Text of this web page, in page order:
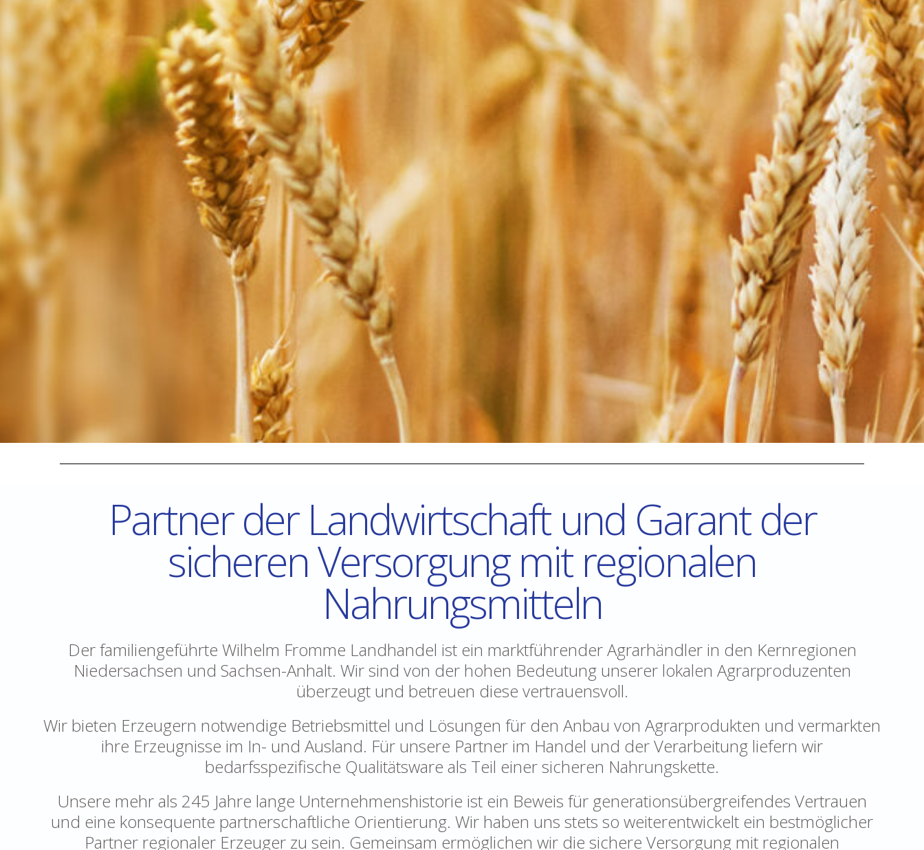
Partner der Landwirtschaft und Garant der
sicheren Versorgung mit regionalen
Nahrungsmitteln​
Der familiengeführte Wilhelm Fromme Landhandel ist ein marktführender Agrarhändler in den Kernregionen
Niedersachsen und Sachsen-Anhalt. Wir sind von der hohen Bedeutung unserer lokalen Agrarproduzenten
überzeugt und betreuen diese vertrauensvoll.
Wir bieten Erzeugern notwendige Betriebsmittel und Lösungen für den Anbau von Agrarprodukten und vermarkten
ihre Erzeugnisse im In- und Ausland. Für unsere Partner im Handel und der Verarbeitung liefern wir
bedarfsspezifische Qualitätsware als Teil einer sicheren Nahrungskette.
Unsere mehr als 245 Jahre lange Unternehmenshistorie ist ein Beweis für generationsübergreifendes Vertrauen
und eine konsequente partnerschaftliche Orientierung. Wir haben uns stets so weiterentwickelt ein bestmöglicher
Partner regionaler Erzeuger zu sein. Gemeinsam ermöglichen wir die sichere Versorgung mit regionalen